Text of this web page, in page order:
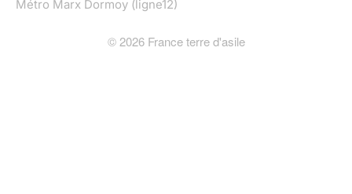
Métro Marx Dormoy (ligne12)
© 2026France terre d'asile